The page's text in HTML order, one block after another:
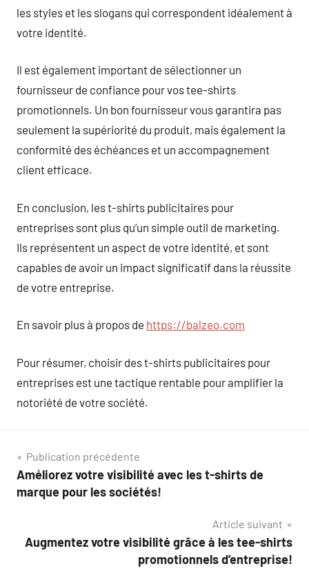
les styles et les slogans qui correspondent idéalement à
votre identité.
Il est également important de sélectionner un
fournisseur de confiance pour vos tee-shirts
promotionnels. Un bon fournisseur vous garantira pas
seulement la supériorité du produit, mais également la
conformité des échéances et un accompagnement
client efficace.
En conclusion, les t-shirts publicitaires pour
entreprises sont plus qu’un simple outil de marketing.
Ils représentent un aspect de votre identité, et sont
capables de avoir un impact significatif dans la réussite
de votre entreprise.
En savoir plus à propos de https://balzeo.com
Pour résumer, choisir des t-shirts publicitaires pour
entreprises est une tactique rentable pour amplifier la
notoriété de votre société.
Navigation
de
Publication précédente
Améliorez votre visibilité avec les t-shirts de
marque pour les sociétés!
Article suivant
Augmentez votre visibilité grâce à les tee-shirts
promotionnels d’entreprise!